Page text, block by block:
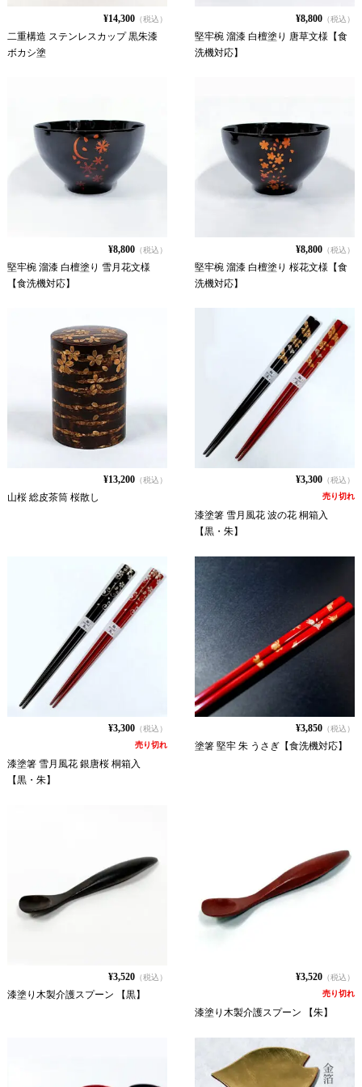
¥14,300（税込）
二重構造 ステンレスカップ 黒朱漆
ボカシ塗
¥8,800 （税込）
堅牢椀 溜漆 白檀塗り 唐草文様【食
洗機対応】
¥8,800（税込）
堅牢椀 溜漆 白檀塗り 雪月花文様
【食洗機対応】
¥8,800 （税込）
堅牢椀 溜漆 白檀塗り 桜花文様【食
洗機対応】
¥13,200（税込）
山桜 総皮茶筒 桜散し
¥3,300 （税込）
売り切れ
漆塗箸 雪月風花 波の花 桐箱入
【黒・朱】
¥3,300（税込）
売り切れ
漆塗箸 雪月風花 銀唐桜 桐箱入
【黒・朱】
¥3,850 （税込）
塗箸 堅牢 朱 うさぎ【食洗機対応】
¥3,520（税込）
漆塗り木製介護スプーン 【黒】
¥3,520 （税込）
売り切れ
漆塗り木製介護スプーン 【朱】